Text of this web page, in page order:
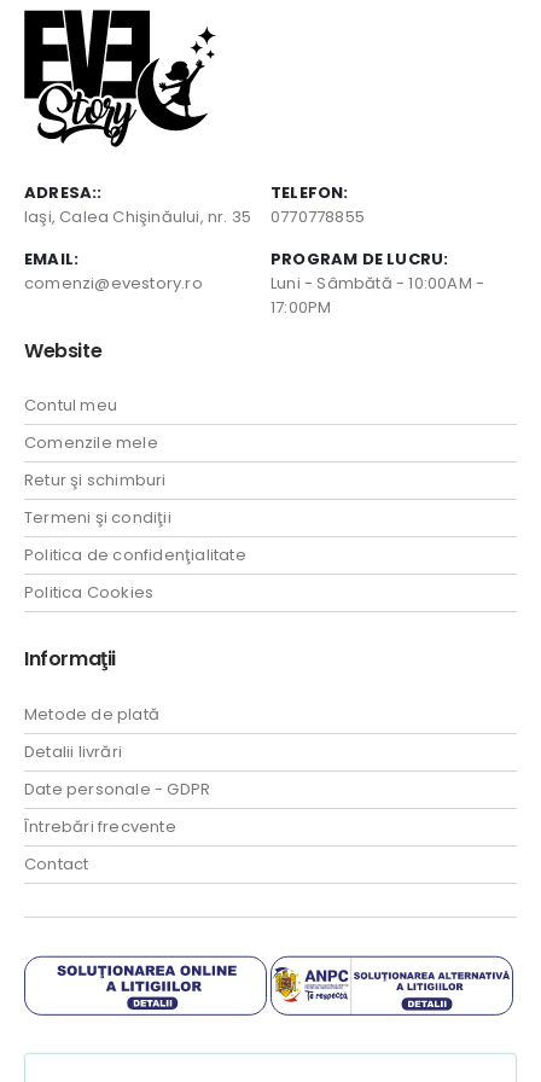
ADRESA::
Iaşi, Calea Chişinăului, nr. 35
TELEFON:
0770778855
EMAIL:
comenzi@evestory.ro
PROGRAM DE LUCRU:
Luni - Sâmbătă - 10:00AM -
17:00PM
Website
Contul meu
Comenzile mele
Retur şi schimburi
Termeni şi condiţii
Politica de confidenţialitate
Politica Cookies
Informaţii
Metode de plată
Detalii livrări
Date personale - GDPR
Întrebări frecvente
Contact